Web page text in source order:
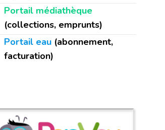
Portail médiathèque
(collections, emprunts)
Portail eau (abonnement,
facturation)